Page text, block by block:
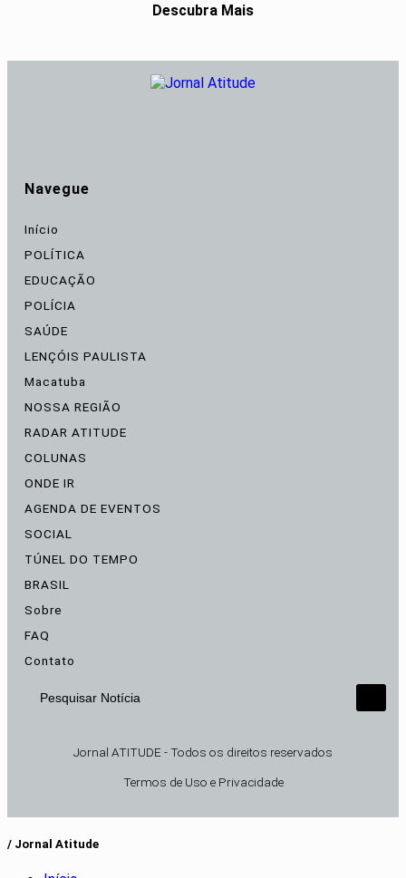
Descubra Mais
Navegue
Início
POLÍTICA
EDUCAÇÃO
POLÍCIA
SAÚDE
LENÇÓIS PAULISTA
Macatuba
NOSSA REGIÃO
RADAR ATITUDE
COLUNAS
ONDE IR
AGENDA DE EVENTOS
SOCIAL
TÚNEL DO TEMPO
BRASIL
Sobre
FAQ
Contato
Pesquisar Notícia
Jornal ATITUDE - Todos os direitos reservados
Termos de Uso e Privacidade
/ Jornal Atitude